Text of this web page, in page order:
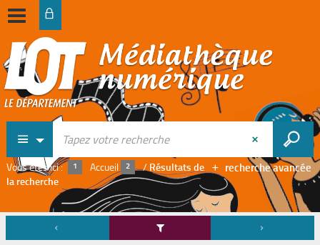
recherche avancée
Vous êtes ici : Accueil /Résultats de
la recherche